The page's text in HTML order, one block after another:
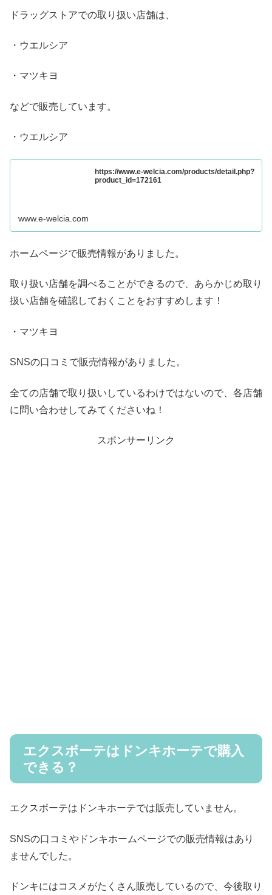
ドラッグストアでの取り扱い店舗は、
・ウエルシア
・マツキヨ
などで販売しています。
・ウエルシア
https://www.e-welcia.com/products/detail.php?
product_id=172161
www.e-welcia.com
ホームページで販売情報がありました。
取り扱い店舗を調べることができるので、あらかじめ取り
扱い店舗を確認しておくことをおすすめします！
・マツキヨ
SNSの口コミで販売情報がありました。
全ての店舗で取り扱いしているわけではないので、各店舗
に問い合わせしてみてくださいね！
スポンサーリンク
エクスボーテはドンキホーテで購入
できる？
エクスボーテはドンキホーテでは販売していません。
SNSの口コミやドンキホームページでの販売情報はあり
ませんでした。
ドンキにはコスメがたくさん販売しているので、今後取り